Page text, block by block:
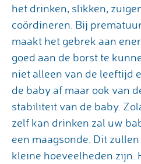
het drinken, slikken,
coördineren. Bij
maakt het gebrek aan
goed aan de borst te
niet alleen van de leeftijd
de baby af maar ook van
stabiliteit van de baby.
zelf kan drinken zal uw
een maagsonde. Dit
kleine hoeveelheden zijn.